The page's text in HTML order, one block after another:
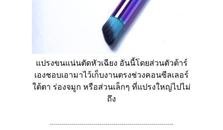
แปรงขนแน่นตัดหัวเฉียง อันนี้โดยส่วนตัวต้าร์
เองชอบเอามาไว้เก็บงานตรงช่วงคอนซีลเลอร์
ใต้ตา ร่องจมูก หรือส่วนเล็กๆ ที่แปรงใหญ่ไปไม่
ถึง
--------------------------------------------------------------